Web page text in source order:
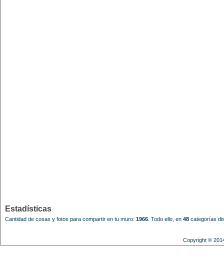
Estadísticas
Cantidad de cosas y fotos para compartir en tu muro: 1966 Todo ello, en 48 categorías
Copyright ©